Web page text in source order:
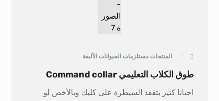
المنتجات مستلزمات الحيوانات الأليفة
طوق الكلاب التعليمي Command collar
احيانا كتير بتفقد السيطرة على كلبك وبالأخص لو